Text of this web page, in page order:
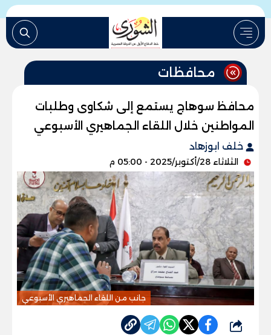
محافظات
محافظ سوهاج يستمع إلى شكاوى وطلبات
المواطنين خلال اللقاء الجماهيري الأسبوعي
خلف ابوزهاد
الثلاثاء 28/أكتوبر/2025 - 05:00 م
جانب من اللقاء الجماهيري الأسبوعي
شارك